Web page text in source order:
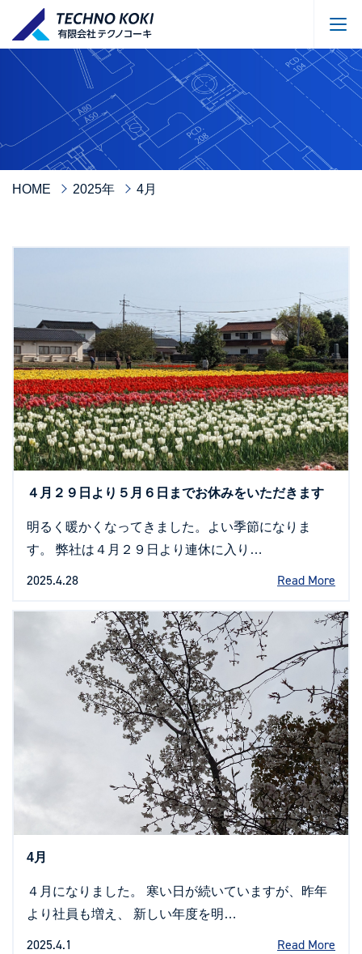
HOME 2025年 4月
４月２９日より５月６日までお休みをいただきます
明るく暖かくなってきました。よい季節になりま
す。 弊社は４月２９日より連休に入り…
2025.4.28 Read More
4月
４月になりました。 寒い日が続いていますが、昨年
より社員も増え、 新しい年度を明…
2025.4.1 Read More